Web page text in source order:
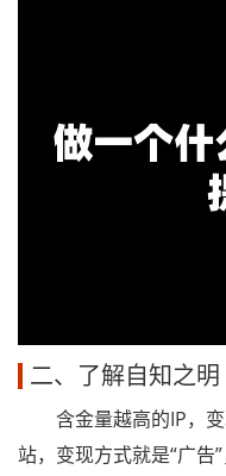
二、了解自知之明
含金量越高的IP，变
站，变现方式就是“广告